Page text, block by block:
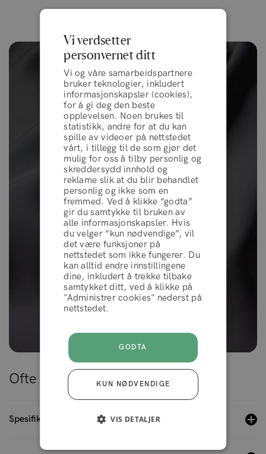
Ofte stilte spørsmål
Spesifikasjoner og størrelse
vilkår og betingelser
AVVIS
AKSEPTERER
Vi verdsetter
personvernet ditt
Vi og våre samarbeidspartnere
bruker teknologier, inkludert
informasjonskapsler (cookies),
for å gi deg den beste
opplevelsen. Noen brukes til
statistikk, andre for at du kan
spille av videoer på nettstedet
vårt, i tillegg til de som gjør det
mulig for oss å tilby personlig og
skreddersydd innhold og
reklame slik at du blir behandlet
personlig og ikke som en
fremmed. Ved å klikke “godta”
gir du samtykke til bruken av
alle informasjonskapsler. Hvis
du velger “kun nødvendige”, vil
det være funksjoner på
nettstedet som ikke fungerer. Du
kan alltid endre innstillingene
dine, inkludert å trekke tilbake
samtykket ditt, ved å klikke på
"Administrer cookies" nederst på
nettstedet.
GODTA
KUN NØDVENDIGE
VIS DETALJER